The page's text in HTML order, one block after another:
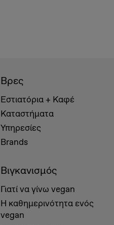
Βρες
Εστιατόρια + Καφέ
Καταστήματα
Υπηρεσίες
Brands
Βιγκανισμός
Γιατί να γίνω vegan
Η καθημερινότητα ενός
vegan